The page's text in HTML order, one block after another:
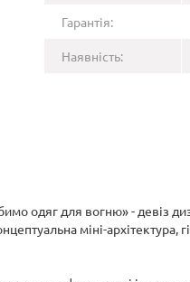
Гарантія:
Наявність:
одяг для вогню» - девіз
міні-архітектура,